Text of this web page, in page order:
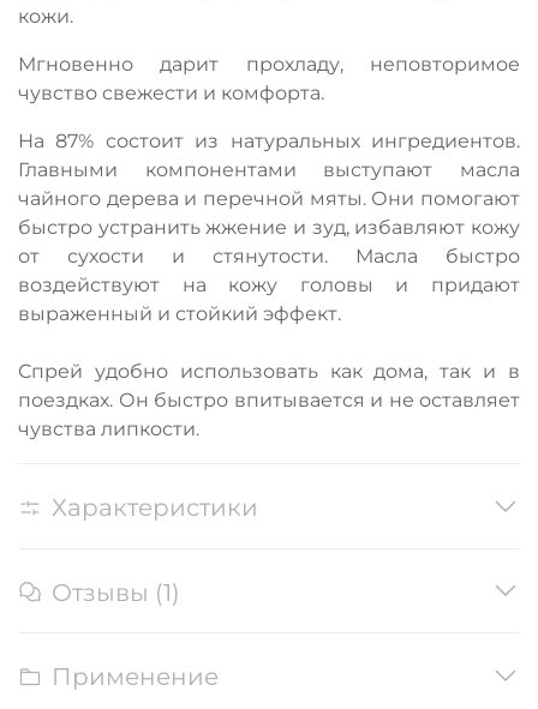
кожи.
Мгновенно дарит прохладу, неповторимое
чувство свежести и комфорта.
На 87% состоит из натуральных ингредиентов.
Главными компонентами выступают масла
чайного дерева и перечной мяты. Они помогают
быстро устранить жжение и зуд, избавляют кожу
от сухости и стянутости. Масла быстро
воздействуют на кожу головы и придают
выраженный и стойкий эффект.
Спрей удобно использовать как дома, так и в
поездках. Он быстро впитывается и не оставляет
чувства липкости.
Характеристики
Отзывы (1)
Применение